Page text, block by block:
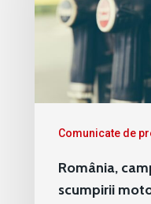
Comunicate de
România,
scumpirii